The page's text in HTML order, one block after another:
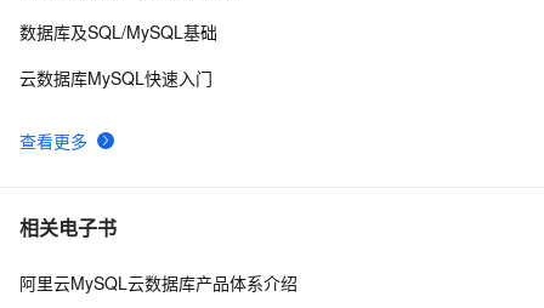
查看更多
数据库及SQL/MySQL基础
云数据库MySQL快速入门
相关电子书
阿里云MySQL云数据库产品体系介绍